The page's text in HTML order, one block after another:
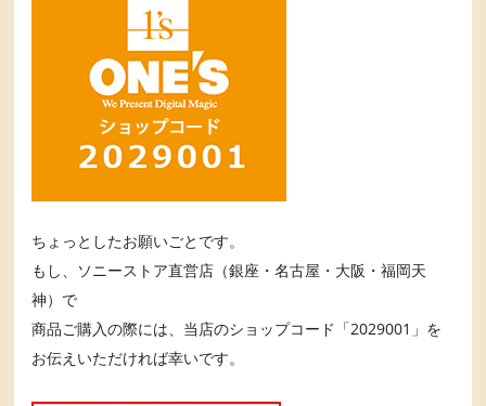
ちょっとしたお願いごとです。
もし、ソニーストア直営店（銀座・名古屋・大阪・福岡天
神）で
商品ご購入の際には、当店のショップコード「2029001」を
お伝えいただければ幸いです。